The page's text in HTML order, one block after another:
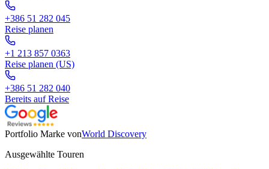
+386 51 282 045
Reise planen
+1 213 857 0363
Reise planen (US)
+386 51 282 040
Bereits auf Reise
Portfolio Marke vonWorld Discovery
Ausgewählte Touren